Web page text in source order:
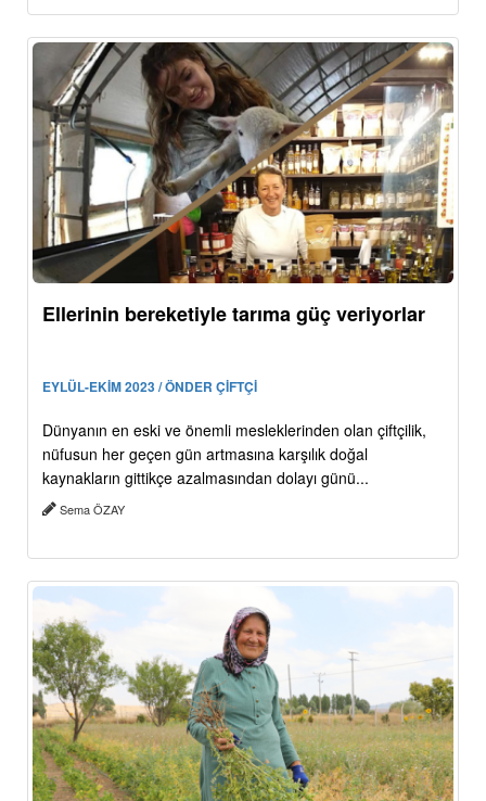
Ellerinin bereketiyle tarıma güç veriyorlar
EYLÜL-EKİM 2023 / ÖNDER ÇİFTÇİ
Dünyanın en eski ve önemli mesleklerinden olan çiftçilik,
nüfusun her geçen gün artmasına karşılık doğal
kaynakların gittikçe azalmasından dolayı günü...
Sema ÖZAY